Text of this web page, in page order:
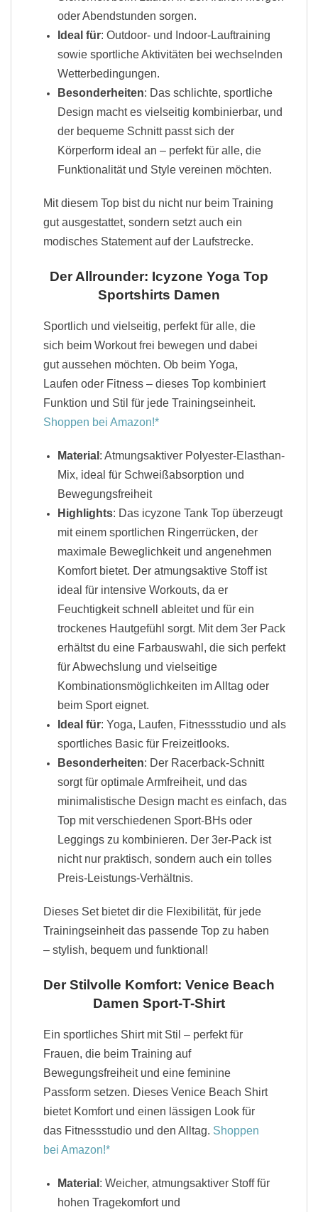
oder Abendstunden sorgen.
Ideal für: Outdoor- und Indoor-Lauftraining
sowie sportliche Aktivitäten bei wechselnden
Wetterbedingungen.
Besonderheiten: Das schlichte, sportliche
Design macht es vielseitig kombinierbar, und
der bequeme Schnitt passt sich der
Körperform ideal an – perfekt für alle, die
Funktionalität und Style vereinen möchten.
Mit diesem Top bist du nicht nur beim Training
gut ausgestattet, sondern setzt auch ein
modisches Statement auf der Laufstrecke.
Der Allrounder: Icyzone Yoga Top
Sportshirts Damen
Sportlich und vielseitig, perfekt für alle, die
sich beim Workout frei bewegen und dabei
gut aussehen möchten. Ob beim Yoga,
Laufen oder Fitness – dieses Top kombiniert
Funktion und Stil für jede Trainingseinheit.
Shoppen bei Amazon!
Material : Atmungsaktiver Polyester-Elasthan-
Mix, ideal für Schweißabsorption und
Bewegungsfreiheit
Highlights: Das icyzone Tank Top überzeugt
mit einem sportlichen Ringerrücken, der
maximale Beweglichkeit und angenehmen
Komfort bietet. Der atmungsaktive Stoff ist
ideal für intensive Workouts, da er
Feuchtigkeit schnell ableitet und für ein
trockenes Hautgefühl sorgt. Mit dem 3er Pack
erhältst du eine Farbauswahl, die sich perfekt
für Abwechslung und vielseitige
Kombinationsmöglichkeiten im Alltag oder
beim Sport eignet.
Ideal für: Yoga, Laufen, Fitnessstudio und als
sportliches Basic für Freizeitlooks.
Besonderheiten: Der Racerback-Schnitt
sorgt für optimale Armfreiheit, und das
minimalistische Design macht es einfach, das
Top mit verschiedenen Sport-BHs oder
Leggings zu kombinieren. Der 3er-Pack ist
nicht nur praktisch, sondern auch ein tolles
Preis-Leistungs-Verhältnis.
Dieses Set bietet dir die Flexibilität, für jede
Trainingseinheit das passende Top zu haben
– stylish, bequem und funktional!
Der Stilvolle Komfort: Venice Beach
Damen Sport-T-Shirt
Ein sportliches Shirt mit Stil – perfekt für
Frauen, die beim Training auf
Bewegungsfreiheit und eine feminine
Passform setzen. Dieses Venice Beach Shirt
bietet Komfort und einen lässigen Look für
das Fitnessstudio und den Alltag. Shoppen
bei Amazon!
Material : Weicher, atmungsaktiver Stoff für
hohen Tragekomfort und